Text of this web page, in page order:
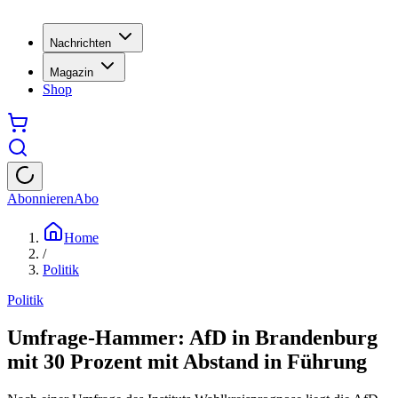
Nachrichten
Magazin
Shop
AbonnierenAbo
Home
/
Politik
Politik
Umfrage-Hammer: AfD in Brandenburg
mit 30 Prozent mit Abstand in Führung